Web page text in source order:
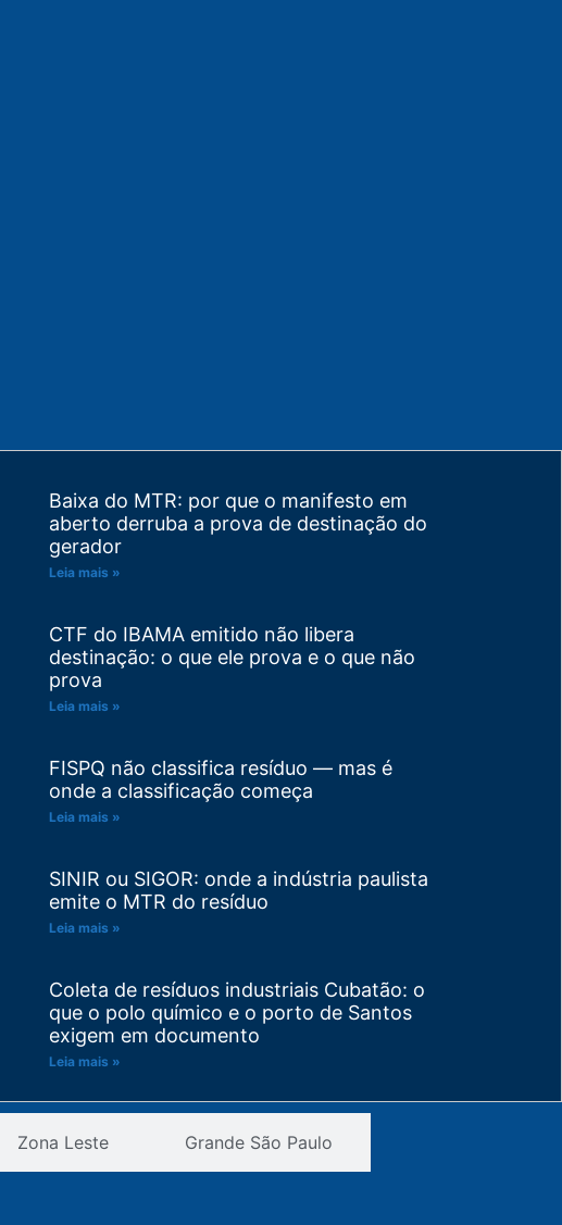
Baixa do MTR: por que o manifesto em
aberto derruba a prova de destinação do
gerador
Leia mais »
CTF do IBAMA emitido não libera
destinação: o que ele prova e o que não
prova
Leia mais »
FISPQ não classifica resíduo — mas é
onde a classificação começa
Leia mais »
SINIR ou SIGOR: onde a indústria paulista
emite o MTR do resíduo
Leia mais »
Coleta de resíduos industriais Cubatão: o
que o polo químico e o porto de Santos
exigem em documento
Leia mais »
prima ou de processo? Seu plano venceu
antes do prazo
Zona Leste Grande São Paulo